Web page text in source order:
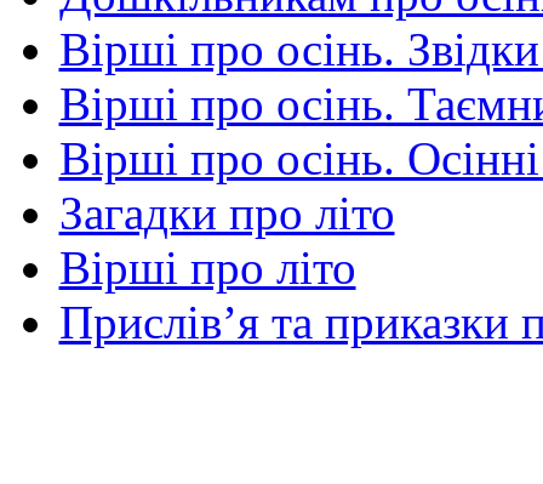
Вірші про осінь.
Вірші про осінь.
Вірші про осінь.
Загадки про літо
Вірші про літо
Прислів’я та приказки